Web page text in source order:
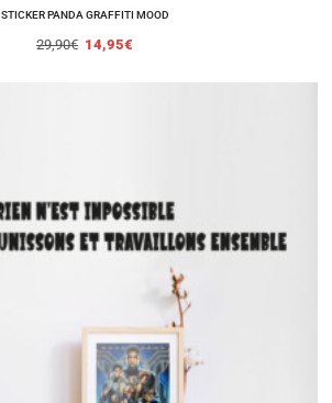
STICKER PANDA GRAFFITI MOOD
29,90€ 14,95€